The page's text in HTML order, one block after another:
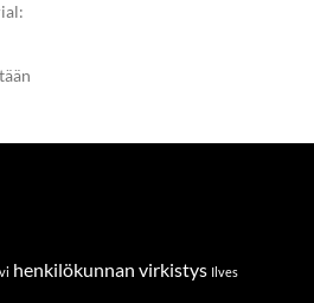
henkilökunnan virkistys Ilves